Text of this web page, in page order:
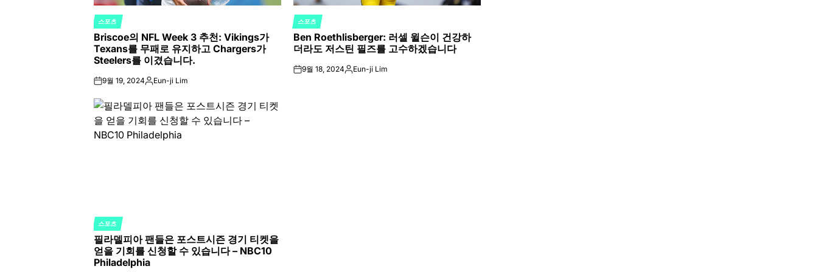
POSTED
IN
스포츠
Briscoe의 NFL Week 3 추천: Vikings가
Texans를 무패로 유지하고 Chargers가
Steelers를 이겼습니다.
on9월 19, 2024Posted
Eun-ji Lim
POSTED
IN
스포츠
Ben Roethlisberger: 러셀 윌슨이 건강하
더라도 저스틴 필즈를 고수하겠습니다
on9월 18, 2024Posted
Eun-ji Lim
POSTED
IN
스포츠
필라델피아 팬들은 포스트시즌 경기 티켓을
얻을 기회를 신청할 수 있습니다 – NBC10
Philadelphia